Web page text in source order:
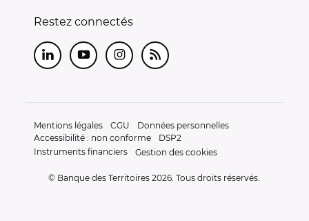
Restez connectés
LinkedInYoutubeInstagram
RSS
Mentions légales CGU
Données personnelles
Accessibilité : non conforme
DSP2
Instruments financiers
Gestion des cookies
© Banque des Territoires 2026. Tous droits réservés.